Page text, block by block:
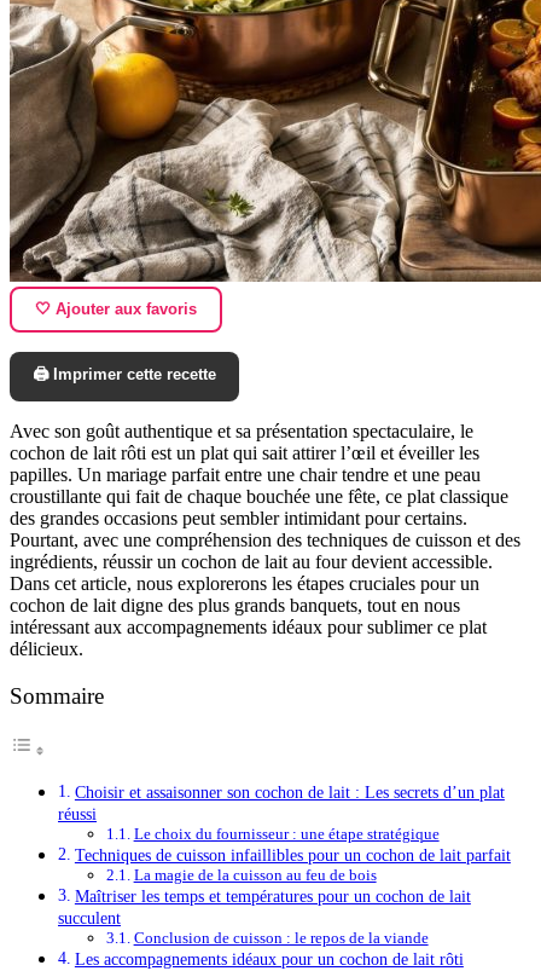
🤍 Ajouter aux favoris
🖨️ Imprimer cette recette
Avec son goût authentique et sa présentation spectaculaire, le
cochon de lait rôti est un plat qui sait attirer l’œil et éveiller les
papilles. Un mariage parfait entre une chair tendre et une peau
croustillante qui fait de chaque bouchée une fête, ce plat classique
des grandes occasions peut sembler intimidant pour certains.
Pourtant, avec une compréhension des techniques de cuisson et des
ingrédients, réussir un cochon de lait au four devient accessible.
Dans cet article, nous explorerons les étapes cruciales pour un
cochon de lait digne des plus grands banquets, tout en nous
intéressant aux accompagnements idéaux pour sublimer ce plat
délicieux.
Sommaire
Choisir et assaisonner son cochon de lait : Les secrets d’un plat
réussi
Le choix du fournisseur : une étape stratégique
Techniques de cuisson infaillibles pour un cochon de lait parfait
La magie de la cuisson au feu de bois
Maîtriser les temps et températures pour un cochon de lait
succulent
Conclusion de cuisson : le repos de la viande
Les accompagnements idéaux pour un cochon de lait rôti